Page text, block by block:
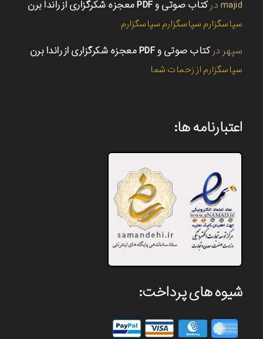
majid درکتاب صوتی و PDF معجزه شکرگزاری از راندا برن
سپاسگزارم سپاسگزارم سپاسگزارم
سپهر درکتاب صوتی و PDF معجزه شکرگزاری از راندا برن
سپاسگزارم از زحمات شما
اعتبارنامه ها:
شیوه های پرداخت: